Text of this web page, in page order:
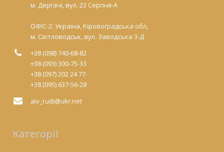
м. Дергачі, вул. 23 Серпня-А
ОФІС-2: Україна, Кіровоградська обл,
м. Світловодськ, вул. Заводська 3-Д
+38 (098) 740-68-82
+38 (093) 300-75-33
+38 (097) 202 24 77
+38 (095) 637-56-28
aiv_rudi@ukr.net
Категорії